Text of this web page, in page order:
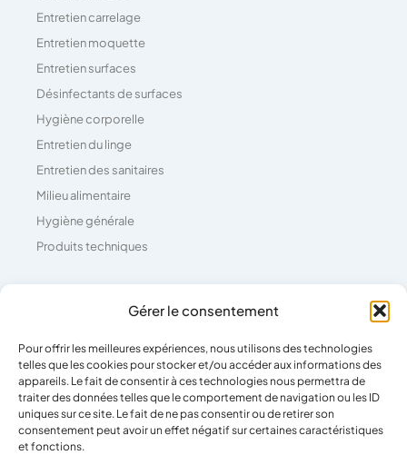
Gérer le consentement
Pour offrir les meilleures expériences, nous utilisons des technologies
telles que les cookies pour stocker et/ou accéder aux informations des
appareils. Le fait de consentir à ces technologies nous permettra de
traiter des données telles que le comportement de navigation ou les ID
uniques sur ce site. Le fait de ne pas consentir ou de retirer son
consentement peut avoir un effet négatif sur certaines caractéristiques
et fonctions.
04 73 26 81 71
39 Rue Pierre Boulanger,
63100 Clermont-Ferrand
Entretien carrelage
Entretien moquette
Entretien surfaces
Désinfectants de surfaces
Hygiène corporelle
Entretien du linge
Entretien des sanitaires
Milieu alimentaire
Hygiène générale
Produits techniques